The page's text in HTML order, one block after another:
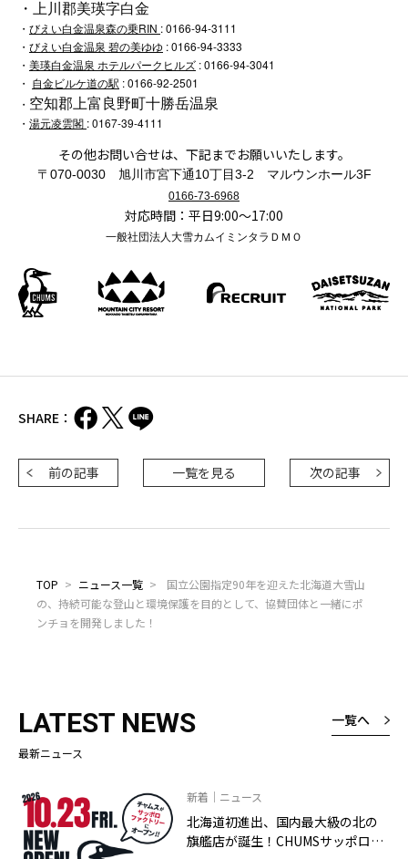
・
上川郡美瑛字白金
・ びえい白金温泉森の乗RIN : 0166-94-3111
・ びえい白金温泉 碧の美ゆゆ : 0166-94-3333
・ 美瑛白金温泉 ホテルパークヒルズ : 0166-94-3041
・ 自金ビルケ道の駅 : 0166-92-2501
・ 空知郡上富良野町十勝岳温泉
・ 湯元凌雲閣 : 0167-39-4111
その他お問い合せは、下記までお願いいたします。
〒070-0030 旭川市宮下通10丁目3-2 マルウンホール3F
0166-73-6968
対応時間：平日9:00～17:00
一般社団法人大雪カムイミンタラＤＭＯ
SHARE：
前の記事 一覧を見る 次の記事
TOP > ニュース一覧 >
国立公園指定90年を迎えた北海道大雪山
の、持続可能な登山と環境保護を目的として、協賛団体と一緒にポ
ンチョを開発しました！
LATEST NEWS
最新ニュース
一覧へ
新着｜ニュース
北海道初進出、国内最大級の北の
旗艦店が誕生！CHUMSサッポロフ